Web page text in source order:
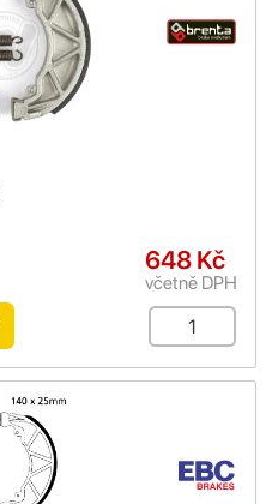
648 Kč
včetně DPH